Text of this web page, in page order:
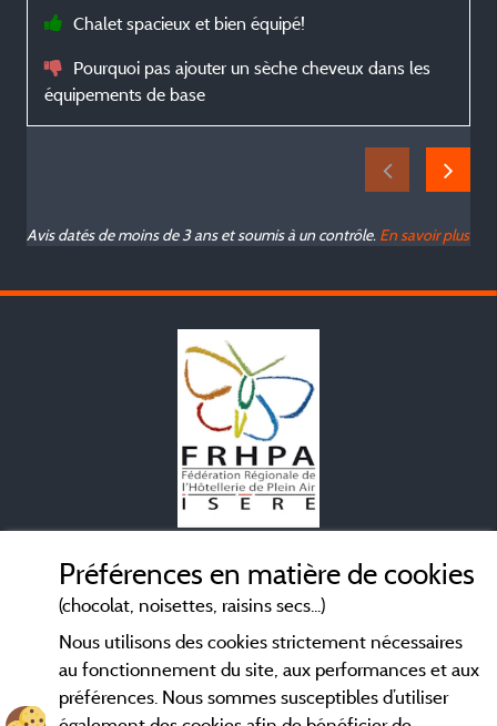
Chalet spacieux et bien équipé!
Pourquoi pas ajouter un sèche cheveux dans les
équipements de base
Avis datés de moins de 3 ans et soumis à un contrôle. En savoir plus
Mentions légales
Préférences en matière de cookies
(chocolat, noisettes, raisins secs...)
Nous utilisons des cookies strictement nécessaires
au fonctionnement du site, aux performances et aux
préférences. Nous sommes susceptibles d’utiliser